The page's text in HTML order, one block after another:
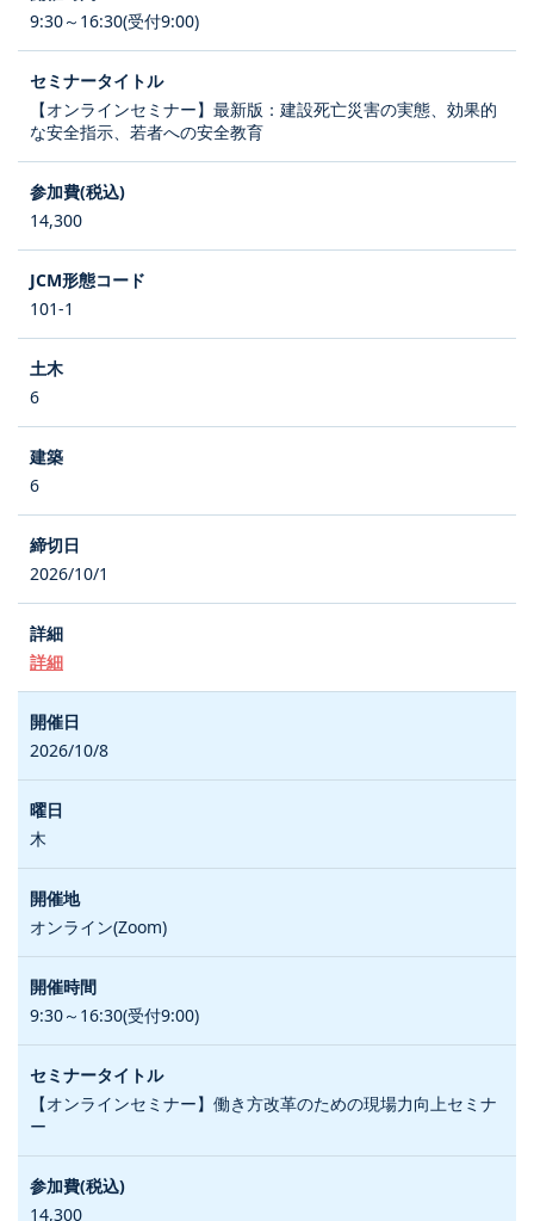
9:30～16:30(受付9:00)
【オンラインセミナー】最新版：建設死亡災害の実態、効果的
な安全指示、若者への安全教育
14,300
101-1
6
6
2026/10/1
詳細
2026/10/8
木
オンライン(Zoom)
9:30～16:30(受付9:00)
【オンラインセミナー】働き方改革のための現場力向上セミナ
ー
14,300